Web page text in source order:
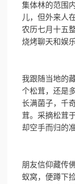
集体林的范围
儿，但外来人
农历七月十五
烧烤聊天和娱
我跟随当地的
个松茸，还是
长满菌子，千
茸。采摘松茸
却空手而归的准
朋友信仰藏传
蚁窝，便蹲下